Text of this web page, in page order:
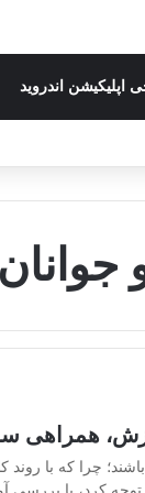
اپلیکیشن اندروید
همراهی
باشند؛ چرا که